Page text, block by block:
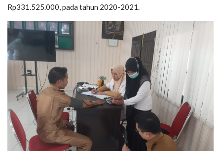
Rp331.525.000, pada tahun 2020-2021.